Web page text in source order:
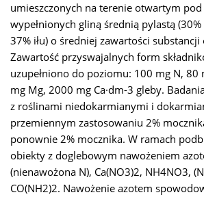
umieszczonych na terenie otwartym
wypełnionych gliną średnią pylastą (30%
37% iłu) o średniej zawartości
Zawartość przyswajalnych form
uzupełniono do poziomu: 100 mg N, 80
mg Mg, 2000 mg Ca·dm-3 gleby.
z roślinami niedokarmianymi i
przemiennym zastosowaniu 2%
ponownie 2% mocznika. W ramach
obiekty z doglebowym nawożeniem
(nienawożona N), Ca(NO3)2, NH4NO3,
CO(NH2)2. Nawożenie azotem